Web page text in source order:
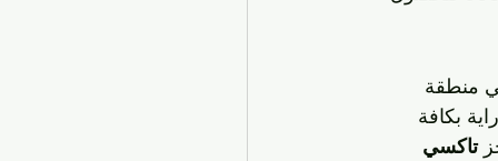
منطقة
بكافة
تاكسي